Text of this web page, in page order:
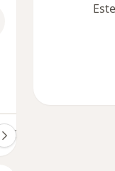
Opiniões (707)